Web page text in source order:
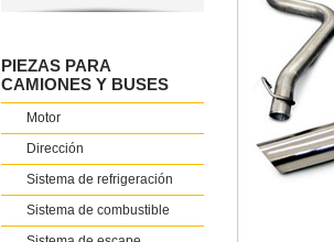
PIEZAS PARA
CAMIONES Y BUSES
Motor
Dirección
Sistema de refrigeración
Sistema de combustible